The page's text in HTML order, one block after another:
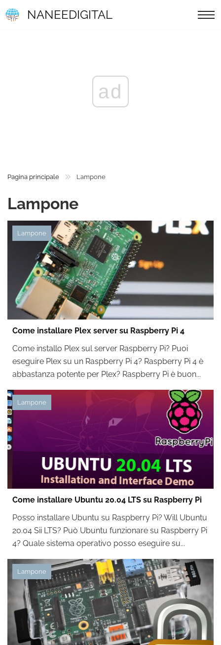
NANEEDIGITAL
ad
Pagina principale Lampone
Lampone
Lampone
Come installare Plex server su Raspberry Pi 4
Come installo Plex sul server Raspberry Pi? Puoi
eseguire Plex su un Raspberry Pi 4? Raspberry Pi 4 è
abbastanza potente per Plex? Raspberry Pi è buon...
Lampone
Come installare Ubuntu 20.04 LTS su Raspberry Pi
Posso installare Ubuntu su Raspberry Pi? Will Ubuntu
20.04 Sii LTS? Può Ubuntu funzionare su Raspberry Pi
4? Quale sistema operativo posso eseguire su...
Lampone